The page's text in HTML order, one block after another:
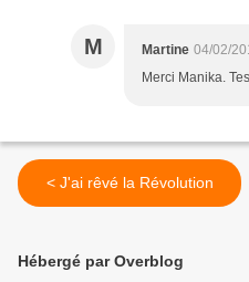
M Martine 04/02/
Merci Manika.
< J'ai rêvé la Révolution
Hébergé par Overblog